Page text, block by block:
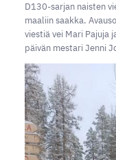
D130-sarjan naisten
maaliin saakka.
viestiä vei Mari Pajuja
päivän mestari Jenni